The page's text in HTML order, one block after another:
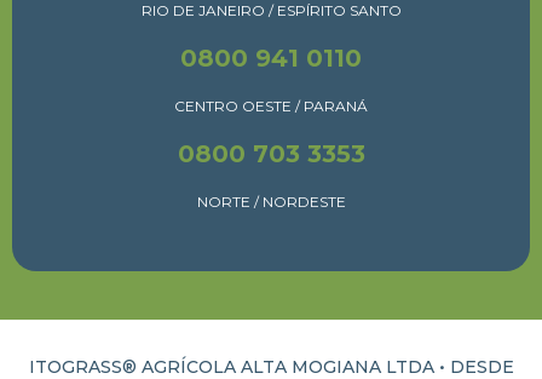
RIO DE JANEIRO / ESPÍRITO SANTO
0800 941 0110
CENTRO OESTE / PARANÁ
0800 703 3353
NORTE / NORDESTE
ITOGRASS® AGRÍCOLA ALTA MOGIANA LTDA • DESDE